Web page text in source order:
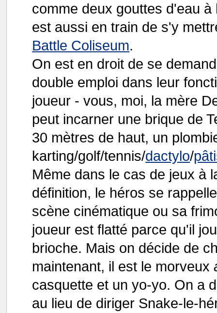
comme deux gouttes d'eau
est aussi en train de s'y
Battle Coliseum.
On est en droit de se
double emploi dans leur
joueur - vous, moi, la mère
peut incarner une brique de
30 mètres de haut, un
karting/golf/tennis/dactylo/
Même dans le cas de jeux à
définition, le héros se
scène cinématique ou sa
joueur est flatté parce qu'il
brioche. Mais on décide de
maintenant, il est le morveux
casquette et un yo-yo. On a
au lieu de diriger Snake-le-